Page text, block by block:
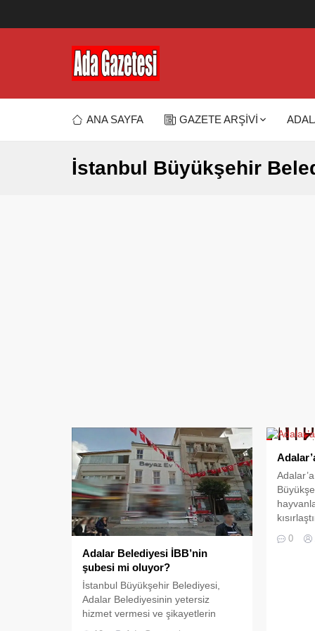
ANA SAYFA GAZETE ARŞİVİ
İstanbul Büyükşehir
Adalar Belediyesi İBB’nin
şubesi mi oluyor?
İstanbul Büyükşehir Belediyesi,
Adalar Belediyesinin yetersiz
hizmet vermesi ve şikayetlerin
0